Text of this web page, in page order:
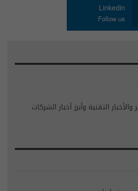
Linkedin
Follow us
التقنية وأبرز أخبار الشركات